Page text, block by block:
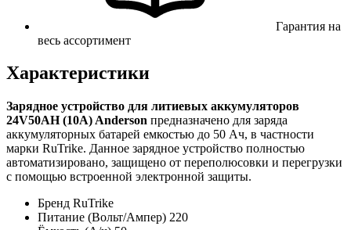
Гарантия на
весь ассортимент
Характеристики
Зарядное устройство для литиевых аккумуляторов
24V50AH (10А) Anderson предназначено для заряда
аккумуляторных батарей емкостью до 50 Ач, в частности
марки RuTrike. Данное зарядное устройство полностью
автоматизировано, защищено от переполюсовки и перегрузки
с помощью встроенной электронной защиты.
Бренд RuTrike
Питание (Вольт/Ампер) 220